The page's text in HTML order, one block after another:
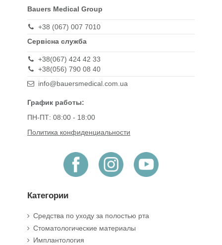
Bauers Medical Group
+38 (067) 007 7010
Сервісна служба
+38(067) 424 42 33
+38(056) 790 08 40
info@bauersmedical.com.ua
График работы:
ПН-ПТ: 08:00 - 18:00
Политика конфиденциальности
Категории
Средства по уходу за полостью рта
Стоматологические материалы
Имплантология